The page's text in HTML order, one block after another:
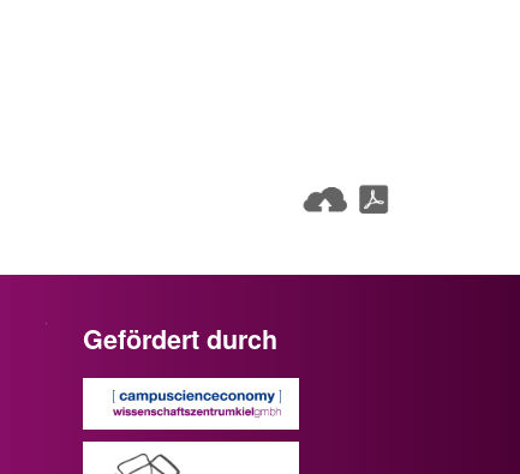
Gefördert durch